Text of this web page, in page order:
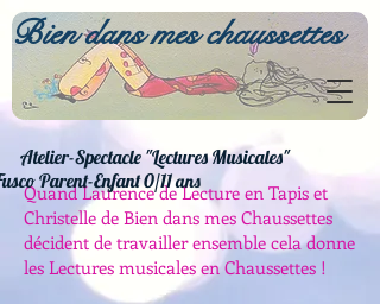
Bien dans mes chaussettes
Quand Laurence de Lecture en Tapis et
Christelle de Bien dans mes Chaussettes
décident de travailler ensemble cela donne
les Lectures musicales en Chaussettes !
Atelier-Spectacle "Lectures Musicales"
Parent-Enfant 0/11ans